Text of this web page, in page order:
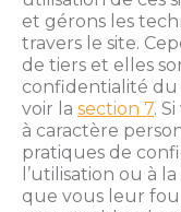
et gérons les
travers le site.
de tiers et elles
confidentialité du
voir la section 7.
à caractère
pratiques de
l’utilisation ou à
que vous leur